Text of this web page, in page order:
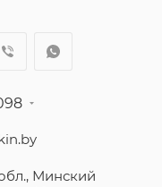
Минский